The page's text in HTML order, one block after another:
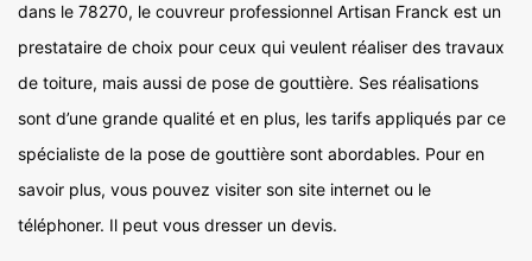
dans le 78270, le couvreur professionnel Artisan Franck est un
prestataire de choix pour ceux qui veulent réaliser des travaux
de toiture, mais aussi de pose de gouttière. Ses réalisations
sont d’une grande qualité et en plus, les tarifs appliqués par ce
spécialiste de la pose de gouttière sont abordables. Pour en
savoir plus, vous pouvez visiter son site internet ou le
téléphoner. Il peut vous dresser un devis.